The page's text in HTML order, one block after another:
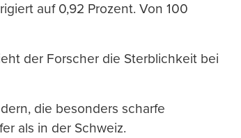
auf 0,92 Prozent. Von 100
der Forscher die Sterblichkeit bei
die besonders scharfe
als in der Schweiz.